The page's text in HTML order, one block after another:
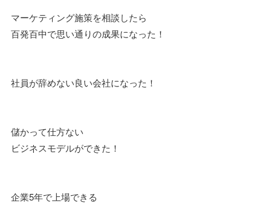
マーケティング施策を相談したら
百発百中で思い通りの成果になった！
社員が辞めない良い会社になった！
儲かって仕方ない
ビジネスモデルができた！
企業5年で上場できる